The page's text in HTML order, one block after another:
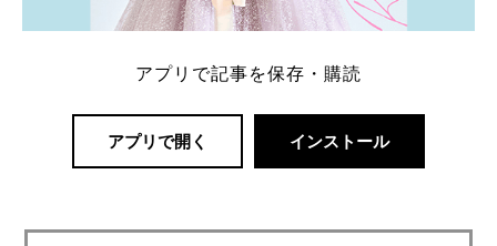
アプリで記事を保存・購読
アプリで開く インストール